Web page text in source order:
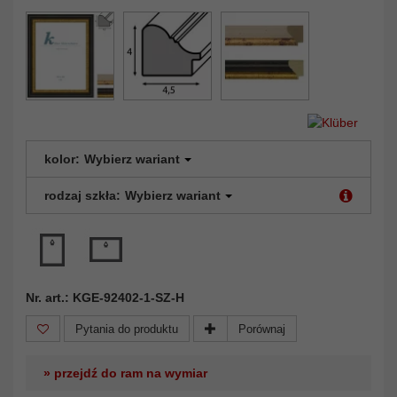
kolor: Wybierz wariant
rodzaj szkła: Wybierz wariant
Nr. art.: KGE-92402-1-SZ-H
Pytania do produktu Porównaj
» przejdź do ram na wymiar